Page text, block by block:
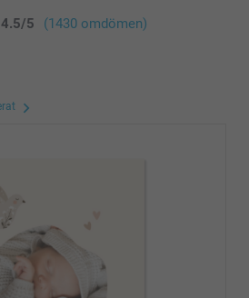
4.5/5 (1430 omdömen)